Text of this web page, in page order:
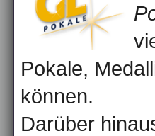
Pokale,
können.
Darüber